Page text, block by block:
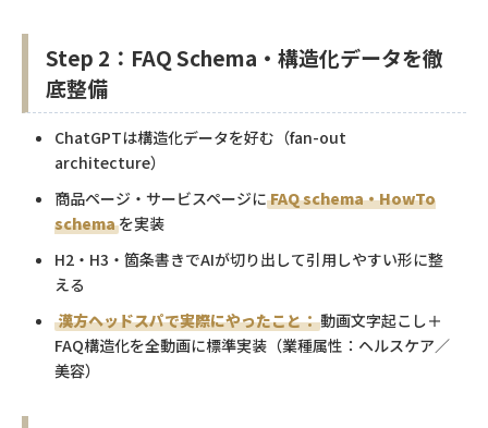
Step 2：FAQ Schema・構造化データを徹
底整備
ChatGPTは構造化データを好む（fan-out
architecture）
商品ページ・サービスページに FAQ schema・HowTo
schema を実装
H2・H3・箇条書きでAIが切り出して引用しやすい形に整
える
漢方ヘッドスパで実際にやったこと：動画文字起こし＋
FAQ構造化を全動画に標準実装（業種属性：ヘルスケア／
美容）